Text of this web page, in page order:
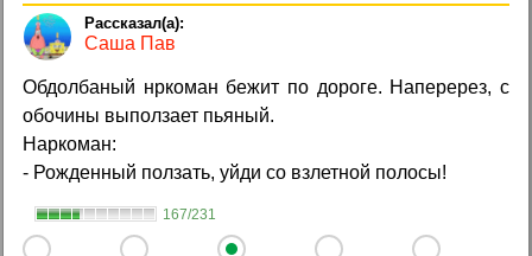
Caша Пав
Обдолбаный нркоман бежит по дороге. Наперерез, с
обочины выползает пьяный.
Наркоман:
- Рожденный ползать, уйди со взлетной полосы!
167/231